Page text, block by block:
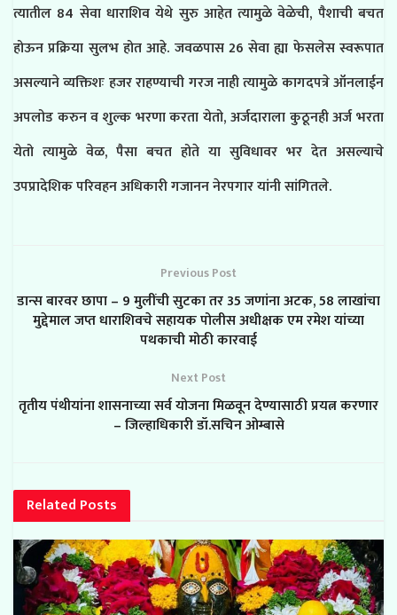
त्यातील 84 सेवा धाराशिव येथे सुरु आहेत त्यामुळे वेळेची, पैशाची बचत
होऊन प्रक्रिया सुलभ होत आहे. जवळपास 26 सेवा ह्या फेसलेस स्वरूपात
असल्याने व्यक्तिशः हजर राहण्याची गरज नाही त्यामुळे कागदपत्रे ऑनलाईन
अपलोड करुन व शुल्क भरणा करता येतो, अर्जदाराला कुठूनही अर्ज भरता
येतो त्यामुळे वेळ, पैसा बचत होते या सुविधावर भर देत असल्याचे
उपप्रादेशिक परिवहन अधिकारी गजानन नेरपगार यांनी सांगितले.
Previous Post
डान्स बारवर छापा – 9 मुलींची सुटका तर 35 जणांना अटक, 58 लाखांचा
मुद्देमाल जप्त धाराशिवचे सहायक पोलीस अधीक्षक एम रमेश यांच्या
पथकाची मोठी कारवाई
Next Post
तृतीय पंथीयांना शासनाच्या सर्व योजना मिळवून देण्यासाठी प्रयत्न करणार
– जिल्हाधिकारी डॉ.सचिन ओम्बासे
Related Posts